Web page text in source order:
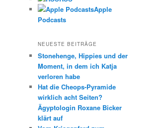
Apple
Podcasts
NEUESTE BEITRÄGE
Stonehenge, Hippies und der
Moment, in dem ich Katja
verloren habe
Hat die Cheops-Pyramide
wirklich acht Seiten?
Ägyptologin Roxane Bicker
klärt auf